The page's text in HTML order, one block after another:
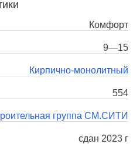
Комфорт
9—15
Кирпично-монолитный
554
группа СМ.СИТИ
сдан 2023 г